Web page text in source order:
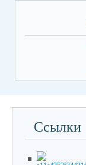
Ссылки